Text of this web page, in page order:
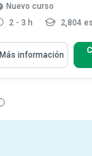
Nuevo curso
2 - 3 h
2,804
Más información